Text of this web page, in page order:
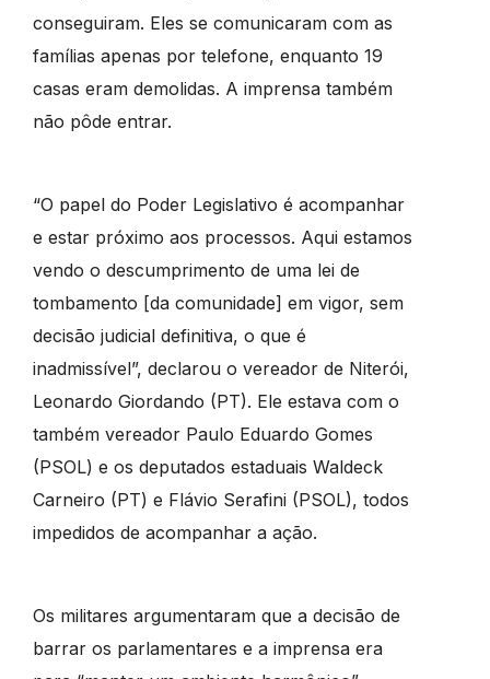
conseguiram. Eles se comunicaram com as
famílias apenas por telefone, enquanto 19
casas eram demolidas. A imprensa também
não pôde entrar.
“O papel do Poder Legislativo é acompanhar
e estar próximo aos processos. Aqui estamos
vendo o descumprimento de uma lei de
tombamento [da comunidade] em vigor, sem
decisão judicial definitiva, o que é
inadmissível”, declarou o vereador de Niterói,
Leonardo Giordando (PT). Ele estava com o
também vereador Paulo Eduardo Gomes
(PSOL) e os deputados estaduais Waldeck
Carneiro (PT) e Flávio Serafini (PSOL), todos
impedidos de acompanhar a ação.
Os militares argumentaram que a decisão de
barrar os parlamentares e a imprensa era